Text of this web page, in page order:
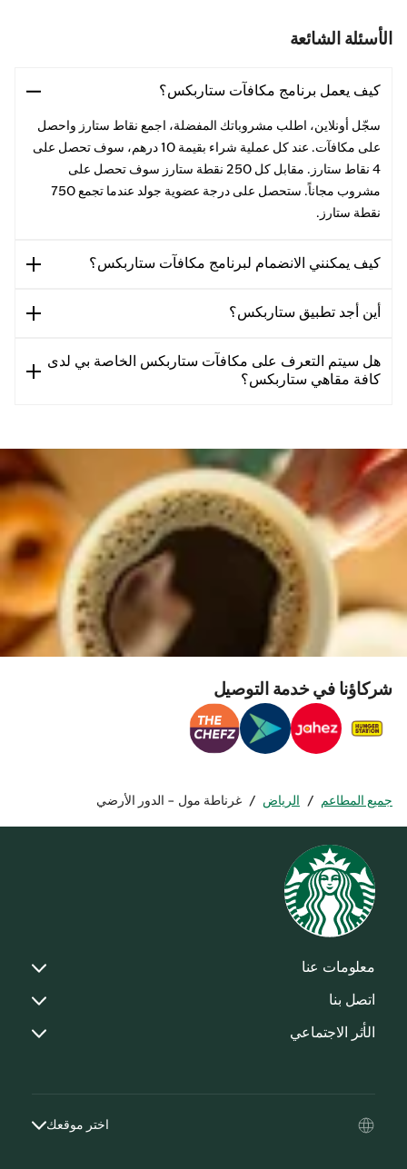
الأسئلة الشائعة
كيف يعمل برنامج مكافآت ستاربكس؟
سجّل أونلاين، اطلب مشروباتك المفضلة، اجمع نقاط ستارز واحصل
على مكافآت. عند كل عملية شراء بقيمة 10 درهم، سوف تحصل على
4 نقاط ستارز. مقابل كل 250 نقطة ستارز سوف تحصل على
مشروب مجاناً. ستحصل على درجة عضوية جولد عندما تجمع 750
نقطة ستارز.
كيف يمكنني الانضمام لبرنامج مكافآت ستاربكس؟
أين أجد تطبيق ستاربكس؟
هل سيتم التعرف على مكافآت ستاربكس الخاصة بي لدى
كافة مقاهي ستاربكس؟
شركاؤنا في خدمة التوصيل
جميع المطاعم / الرياض / غرناطة مول - الدور الأرضي
معلومات عنا
اتصل بنا
الأثر الاجتماعي
اختر موقعك